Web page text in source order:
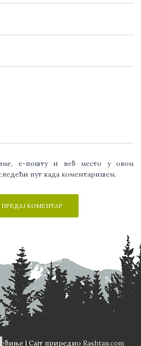
име, е-пошту и веб место у овом
пут када коментаришем.
| Сајт приредио Rashtan.com